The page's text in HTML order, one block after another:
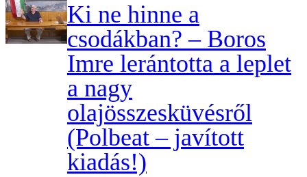
Ki ne hinne a
csodákban? – Boros
Imre lerántotta a leplet
a nagy
olajösszesküvésről
(Polbeat – javított
kiadás!)